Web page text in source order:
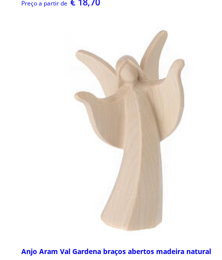
Preço a partir de
Anjo Aram Val Gardena braços abertos madeira natural